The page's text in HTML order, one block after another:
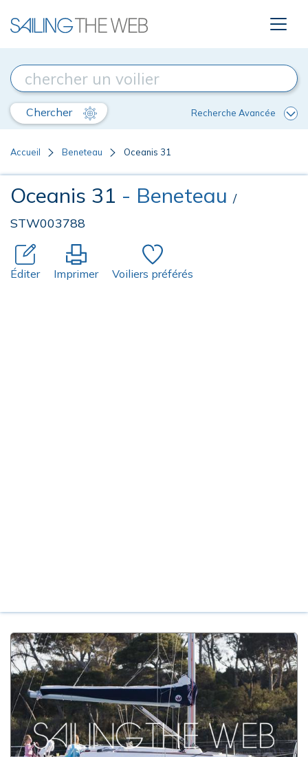
Chercher Recherche Avancée
Accueil Beneteau Oceanis 31
Oceanis 31 - Beneteau /
STW003788
Éditer Imprimer Voiliers préférés